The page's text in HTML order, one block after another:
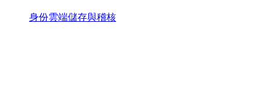
身份雲端儲存與稽核